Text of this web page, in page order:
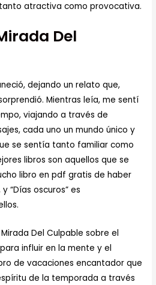
atractiva como provocativa.
Del
dejando un relato que,
Mientras leía, me sentí
viajando a través de
cada uno un mundo único y
se sentía tanto familiar como
libros son aquellos que se
libro en pdf gratis de haber
“Días oscuros” es
Del Culpable sobre el
influir en la mente y el
de vacaciones encantador que
de la temporada a través